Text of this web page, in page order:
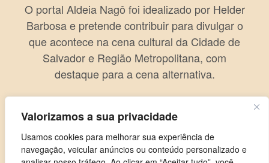
Valorizamos a sua privacidade
Usamos cookies para melhorar sua experiência de
navegação, veicular anúncios ou conteúdo personalizado e
O portal Aldeia Nagô foi idealizado por Helder
Barbosa e pretende contribuir para divulgar o
que acontece na cena cultural da Cidade de
Salvador e Região Metropolitana, com
destaque para a cena alternativa.